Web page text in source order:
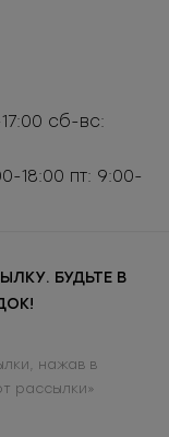
сб-вс:
18:00 пт: 9:00-
БУДЬТЕ В
нажав в
рассылки»